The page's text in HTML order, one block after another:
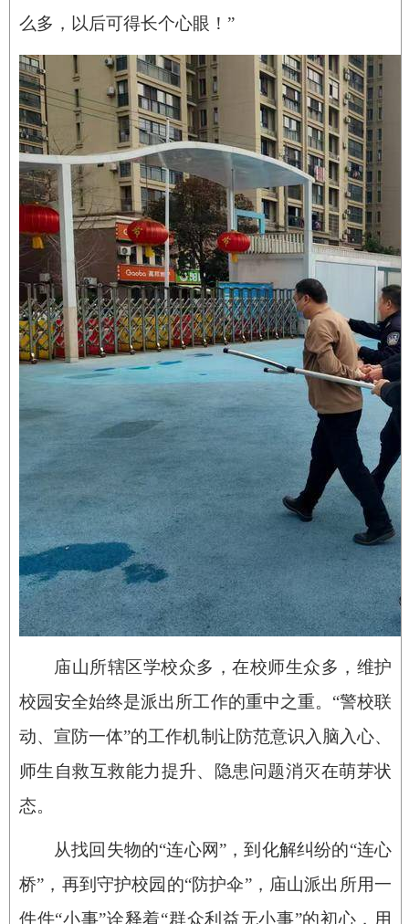
么多，以后可得长个心眼！”
庙山所辖区学校众多，在校师生众多，维护
校园安全始终是派出所工作的重中之重。“警校联
动、宣防一体”的工作机制让防范意识入脑入心、
师生自救互救能力提升、隐患问题消灭在萌芽状
态。
从找回失物的“连心网”，到化解纠纷的“连心
桥”，再到守护校园的“防护伞”，庙山派出所用一
件件“小事”诠释着“群众利益无小事”的初心，用